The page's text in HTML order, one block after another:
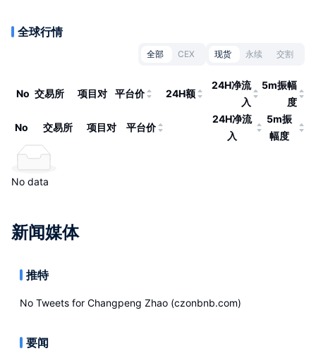
全球行情
全部 CEX 现货 永续 交割
No 交易所 项目对 平台价 24H额
24H净流
入
5m振幅
度
No 交易所 项目对 平台价
24H净流
入
5m振
幅度
No data
新闻媒体
推特
No Tweets for Changpeng Zhao (czonbnb.com)
要闻